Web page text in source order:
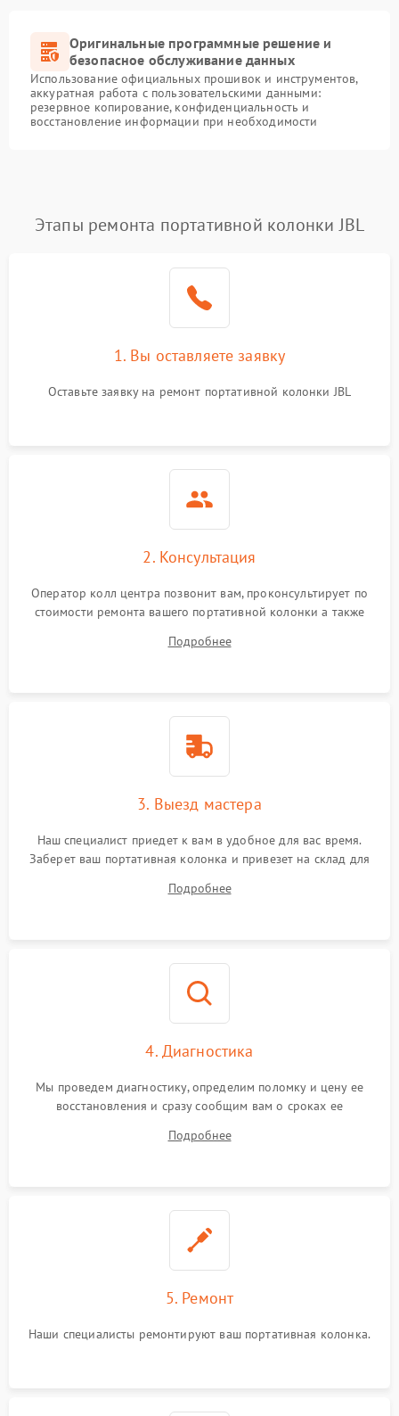
Оригинальные программные решение и
безопасное обслуживание данных
Использование официальных прошивок и инструментов,
аккуратная работа с пользовательскими данными:
резервное копирование, конфиденциальность и
восстановление информации при необходимости
Этапы ремонта портативной колонки JBL
1. Вы оставляете заявку
Оставьте заявку на ремонт портативной колонки JBL
2. Консультация
Оператор колл центра позвонит вам, проконсультирует по
стоимости ремонта вашего портативной колонки а также
Подробнее
3. Выезд мастера
Наш специалист приедет к вам в удобное для вас время.
Заберет ваш портативная колонка и привезет на склад для
Подробнее
4. Диагностика
Мы проведем диагностику, определим поломку и цену ее
восстановления и сразу сообщим вам о сроках ее
Подробнее
5. Ремонт
Наши специалисты ремонтируют ваш портативная колонка.